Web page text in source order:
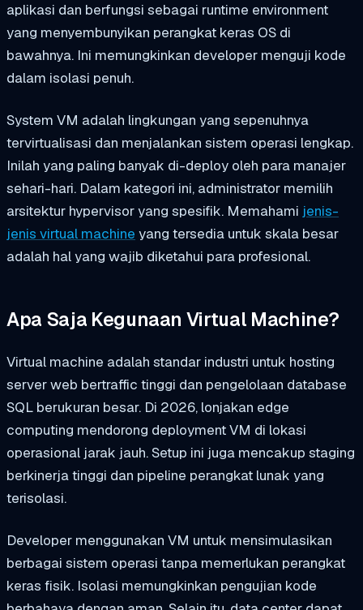
aplikasi dan berfungsi sebagai runtime environment
yang menyembunyikan perangkat keras OS di
bawahnya. Ini memungkinkan developer menguji kode
dalam isolasi penuh.
System VM adalah lingkungan yang sepenuhnya
tervirtualisasi dan menjalankan sistem operasi lengkap.
Inilah yang paling banyak di-deploy oleh para manajer
sehari-hari. Dalam kategori ini, administrator memilih
arsitektur hypervisor yang spesifik. Memahami jenis-
jenis virtual machine yang tersedia untuk skala besar
adalah hal yang wajib diketahui para profesional.
Apa Saja Kegunaan Virtual Machine?
Virtual machine adalah standar industri untuk hosting
server web bertraffic tinggi dan pengelolaan database
SQL berukuran besar. Di 2026, lonjakan edge
computing mendorong deployment VM di lokasi
operasional jarak jauh. Setup ini juga mencakup staging
berkinerja tinggi dan pipeline perangkat lunak yang
terisolasi.
Developer menggunakan VM untuk mensimulasikan
berbagai sistem operasi tanpa memerlukan perangkat
keras fisik. Isolasi memungkinkan pengujian kode